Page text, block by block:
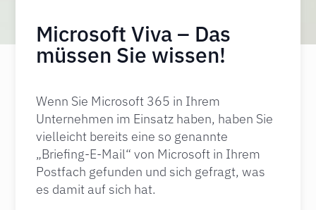
Microsoft Viva – Das
müssen Sie wissen!
Wenn Sie Microsoft 365 in Ihrem
Unternehmen im Einsatz haben, haben Sie
vielleicht bereits eine so genannte
„Briefing-E-Mail“ von Microsoft in Ihrem
Postfach gefunden und sich gefragt, was
es damit auf sich hat.